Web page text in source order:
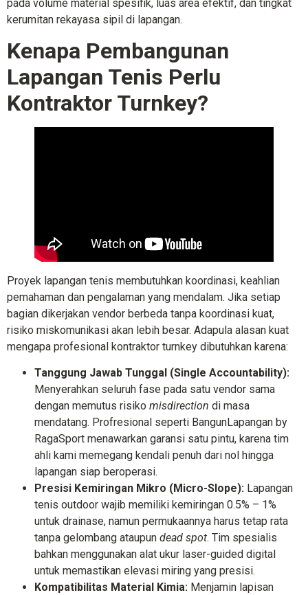
pada volume material spesifik, luas area efektif, dan tingkat
kerumitan rekayasa sipil di lapangan.
Kenapa Pembangunan
Lapangan Tenis Perlu
Kontraktor Turnkey?
Proyek lapangan tenis membutuhkan koordinasi, keahlian
pemahaman dan pengalaman yang mendalam. Jika setiap
bagian dikerjakan vendor berbeda tanpa koordinasi kuat,
risiko miskomunikasi akan lebih besar. Adapula alasan kuat
mengapa profesional kontraktor turnkey dibutuhkan karena:
Tanggung Jawab Tunggal (Single Accountability):
Menyerahkan seluruh fase pada satu vendor sama
dengan memutus risiko misdirection di masa
mendatang. Profresional seperti BangunLapangan by
RagaSport menawarkan garansi satu pintu, karena tim
ahli kami memegang kendali penuh dari nol hingga
lapangan siap beroperasi.
Presisi Kemiringan Mikro (Micro-Slope): Lapangan
tenis outdoor wajib memiliki kemiringan 0.5% – 1%
untuk drainase, namun permukaannya harus tetap rata
tanpa gelombang ataupun dead spot. Tim spesialis
bahkan menggunakan alat ukur laser-guided digital
untuk memastikan elevasi miring yang presisi.
Kompatibilitas Material Kimia: Menjamin lapisan